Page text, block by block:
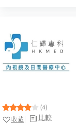
(4)
比較
收藏